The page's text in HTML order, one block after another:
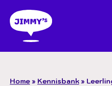
Home » Kennisbank »